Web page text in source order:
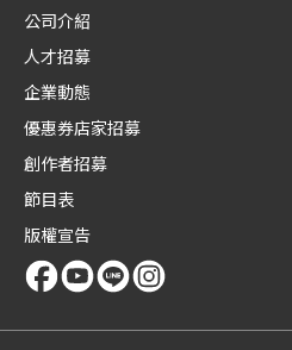
公司介紹
人才招募
企業動態
優惠券店家招募
創作者招募
節目表
版權宣告